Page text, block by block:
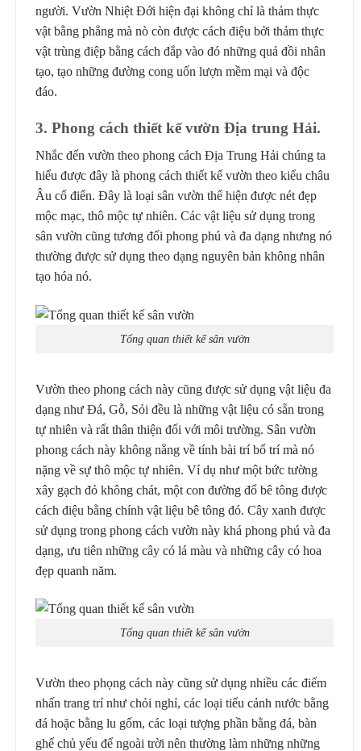
người. Vườn Nhiệt Đới hiện đại không chỉ là thảm thực
vật bằng phẳng mà nò còn được cách điệu bởi thảm thực
vật trùng điệp bằng cách đắp vào đó những quả đồi nhân
tạo, tạo những đường cong uốn lượn mềm mại và độc
đáo.
3. Phong cách thiết kế vườn Địa trung Hải.
Nhắc đến vườn theo phong cách Địa Trung Hải chúng ta
hiểu được đây là phong cách thiết kế vườn theo kiểu châu
Âu cổ điển. Đây là loại sân vườn thể hiện được nét đẹp
mộc mạc, thô mộc tự nhiên. Các vật liệu sử dụng trong
sân vườn cũng tương đối phong phú và đa dạng nhưng nó
thường được sử dụng theo dạng nguyên bản không nhân
tạo hóa nó.
Tổng quan thiết kế sân vườn
Vườn theo phong cách này cũng được sử dụng vật liệu đa
dạng như Đá, Gỗ, Sỏi đều là những vật liệu có sẵn trong
tự nhiên và rất thân thiện đối với môi trường. Sân vườn
phong cách này không nằng về tính bài trí bố trí mà nó
nặng về sự thô mộc tự nhiên. Ví dụ như một bức tường
xây gạch đỏ không chát, một con đường đổ bê tông được
cách điệu bằng chính vật liệu bê tông đó. Cây xanh được
sử dụng trong phong cách vườn này khá phong phú và đa
dạng, ưu tiên những cây có lá màu và những cây có hoa
đẹp quanh năm.
Tổng quan thiết kế sân vườn
Vườn theo phọng cách này cũng sử dụng nhiều các điểm
nhấn trang trí như chỏi nghỉ, các loại tiểu cảnh nước bằng
đá hoặc bằng lu gốm, các loại tượng phần bằng đá, bàn
ghế chủ yếu để ngoài trời nên thường làm những những